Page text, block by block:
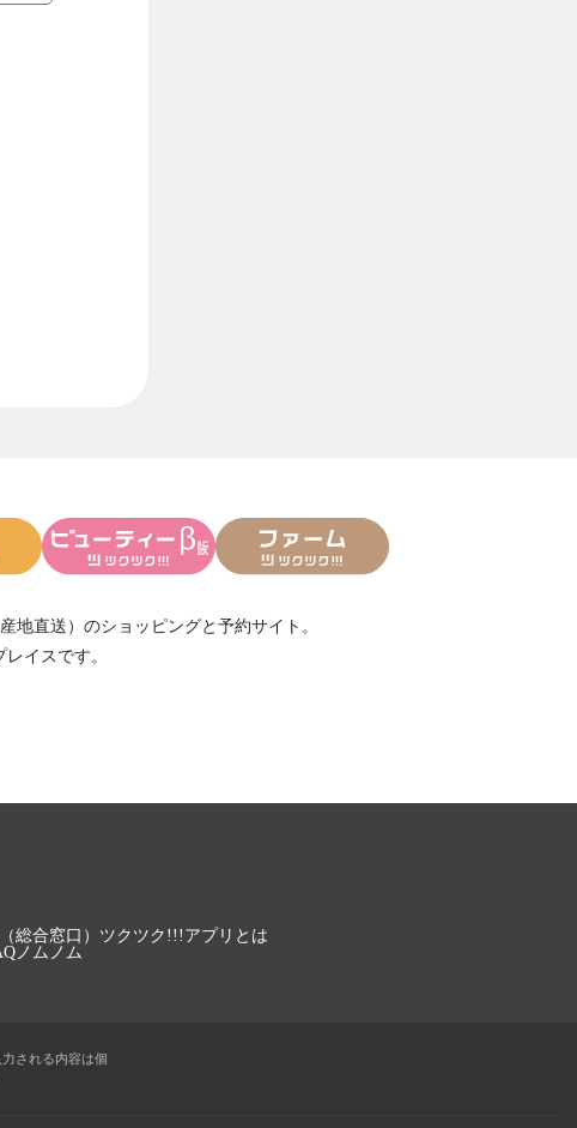
地直送） のショッピングと予約サイト。
イスです。
総合窓口） ツクツク!!!アプリとは
ノムノム
される内容は個